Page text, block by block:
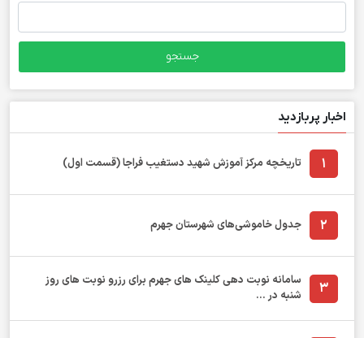
جستجو
برای:
اخبار پربازدید
1 تاریخچه مرکز آموزش شهید دستغیب فراجا (قسمت اول)
2 جدول خاموشی‌های شهرستان جهرم
3
سامانه نوبت دهی کلینک های جهرم برای رزرو نوبت های روز
شنبه در ...